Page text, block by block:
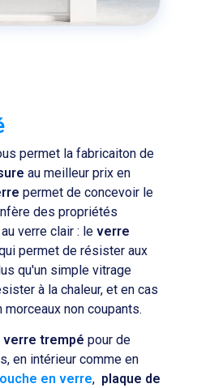
permet la fabricaiton de
au meilleur prix en
permet de concevoir le
des propriétés
verre clair : le verre
permet de résister aux
qu'un simple vitrage
à la chaleur, et en cas
non coupants.
verre trempé pour de
en intérieur comme en
en verre, plaque de